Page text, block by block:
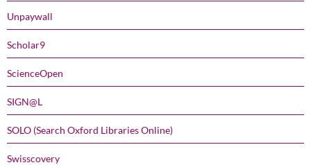
Unpaywall
Scholar9
ScienceOpen
SIGN@L
SOLO (Search Oxford Libraries Online)
Swisscovery